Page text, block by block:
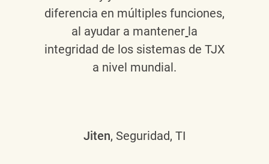
diferencia en múltiples funciones,
al ayudar a mantener la
integridad de los sistemas de TJX
a nivel mundial.
Jiten, Seguridad, TI